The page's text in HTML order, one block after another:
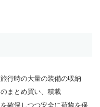
行時の大量の装備の収納
まとめ買い、積載
確保しつつ安全に荷物を保